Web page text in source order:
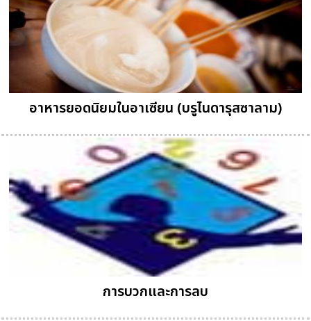
อาหารยอดนิยมในอาเซียน (บรูไนดารุสซาลาม)
การบวกและการลบ